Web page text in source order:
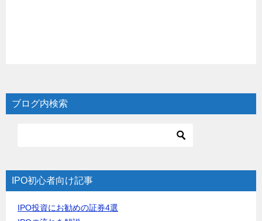
ブログ内検索
IPO初心者向け記事
IPO投資にお勧めの証券4選